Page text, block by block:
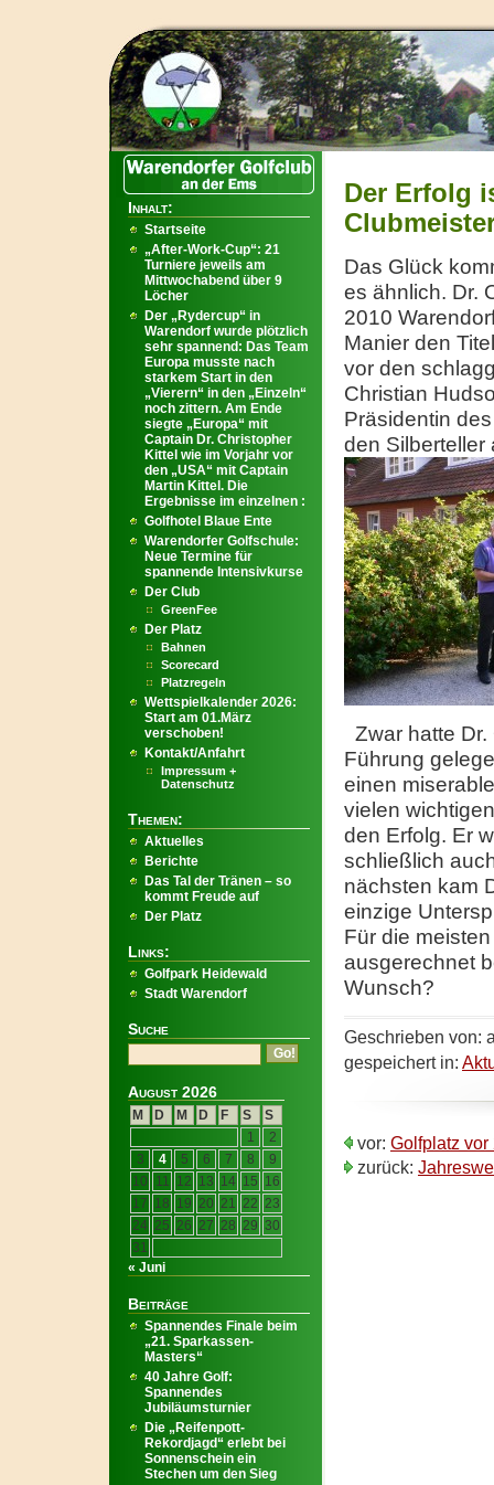
Der Erfolg
Das Glück
es ähnlich. Dr.
2010
Manier den
vor den
Christian
Präsidentin
den Silberteller
Zwar hatte
Führung
einen
vielen
den Erfolg. Er
schließlich
nächsten kam
einzige
Für die
ausgerechnet
Wunsch?
Geschrieben von:
gespeichert in:
vor: Golfplatz
zurück:
Inhalt:
Startseite
„After-Work-Cup“: 21
Turniere jeweils am
Mittwochabend über 9
Löcher
Der „Rydercup“ in
Warendorf wurde plötzlich
sehr spannend: Das Team
Europa musste nach
starkem Start in den
„Vierern“ in den „Einzeln“
noch zittern. Am Ende
siegte „Europa“ mit
Captain Dr. Christopher
Kittel wie im Vorjahr vor
den „USA“ mit Captain
Martin Kittel. Die
Ergebnisse im einzelnen :
Golfhotel Blaue Ente
Warendorfer Golfschule:
Neue Termine für
spannende Intensivkurse
Der Club
GreenFee
Der Platz
Bahnen
Scorecard
Platzregeln
Wettspielkalender 2026:
Start am 01.März
verschoben!
Kontakt/Anfahrt
Impressum +
Datenschutz
Themen:
Aktuelles
Berichte
Das Tal der Tränen – so
kommt Freude auf
Der Platz
Links:
Golfpark Heidewald
Stadt Warendorf
Suche
August 2026
M D M D F S
S
1
2
3
4 5 6 7 8
9
10
11 12 13 14 15 16
17 18 19 20 21 22 23
24 25 26 27 28 29 30
31
« Juni
Beiträge
Spannendes Finale beim
„21. Sparkassen-
Masters“
40 Jahre Golf:
Spannendes
Jubiläumsturnier
Die „Reifenpott-
Rekordjagd“ erlebt bei
Sonnenschein ein
Stechen um den Sieg